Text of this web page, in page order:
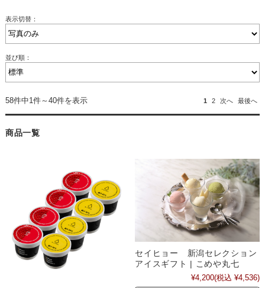
表示切替：
並び順：
58件中1件～40件を表示 1 2 次へ 最後へ
商品一覧
セイヒョー 新潟セレクション
アイスギフト | こめや丸七
¥4,200(税込 ¥4,536)